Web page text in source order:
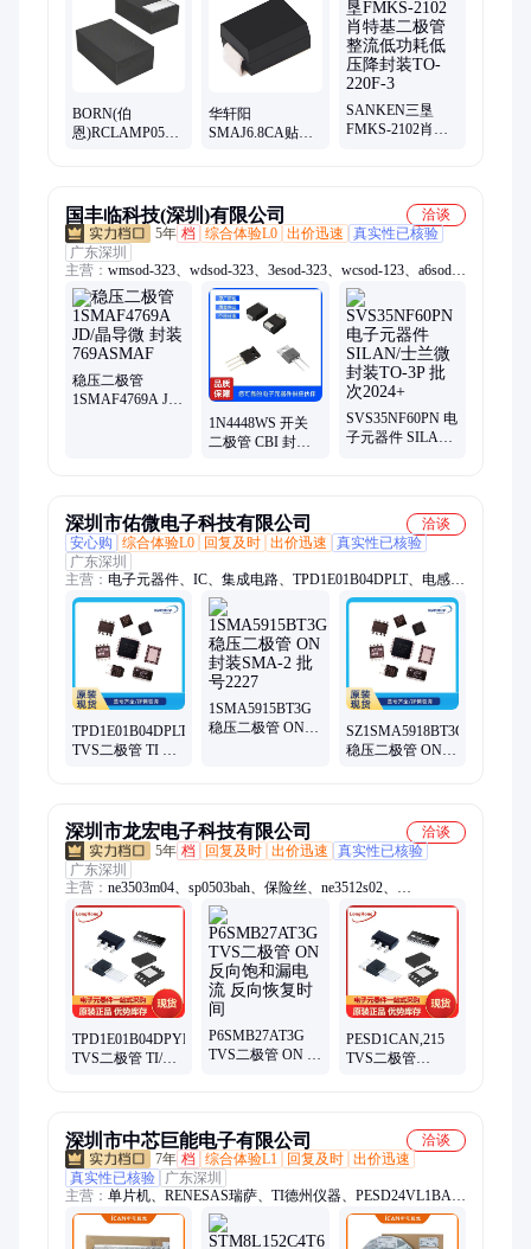
管、肖特基二极管、稳压二极管、MOS管、贴片三极管
BORN(伯
恩)RCLAMP0521P-
华轩阳
SMAJ6.8CA贴片
SANKEN三垦
FMKS-2102肖特
国丰临科技(深圳)有限公司
洽谈
5年 档 综合体验L0 出价迅速
真实性已核验
广东深圳
主营： wmsod-323、wdsod-323、3esod-323、wcsod-123、a6sod-
123、sesod-123、wxsod-123、x4sod-123、6hsod-123、6csod-
123、4zsod-123、mmbd4148t、mmbd4148a、wgsod-123、5psod-
123、wnsod-123、d6sod-123、sksod-123、5nsod-123、4fsod-
123、蜡烛灯、y2sod-323、稳压管、mmsz5244b、c0sod-323
稳压二极管
1SMAF4769A JD/
1N4448WS 开关
二极管 CBI 封装
SVS35NF60PN 电
子元器件 SILAN/
深圳市佑微电子科技有限公司
洽谈
安心购
综合体验L0 回复及时 出价迅速
真实性已核验
广东深圳
主营： 电子元器件、IC、集成电路、TPD1E01B04DPLT、电感
器、光导、Coilcraft、mentor
TPD1E01B04DPLT
TVS二极管 TI 封
1SMA5915BT3G
稳压二极管 ON
SZ1SMA5918BT3G
稳压二极管 ON
深圳市龙宏电子科技有限公司
洽谈
5年 档 回复及时 出价迅速
真实性已核验
广东深圳
主营： ne3503m04、sp0503bah、保险丝、ne3512s02、
iso1044bd、lt8410edc、ase5s4010、thvd1500d、thvd1451d、
hip2100ib、opa4172id、mx1a-11nw、lshd-7501、ths4531id、二极
管、hsmm-c170、tps22914b、比较器、b02p-vl-r、触发器、解码
器、sy8032abc、连接器、lf353dre4、装原封
TPD1E01B04DPYR
TVS二极管 TI/德
P6SMB27AT3G
TVS二极管 ON 反
PESD1CAN,215
TVS二极管
深圳市中芯巨能电子有限公司
洽谈
7年 档 综合体验L1 回复及时 出价迅速
真实性已核验
广东深圳
主营： 单片机、RENESAS瑞萨、TI德州仪器、PESD24VL1BA、
ADI亚德诺、国产芯片替代、XILINX/赛灵思、可编程逻辑器
件、电源芯片、接口芯片、DSP数字信号处理器、时钟芯片、中